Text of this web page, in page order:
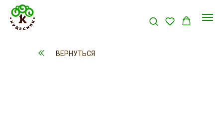
ВЕРНУТЬСЯ